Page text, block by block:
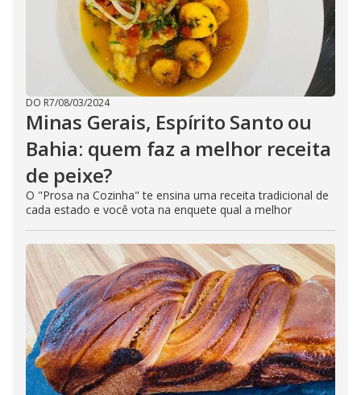
DO R7/08/03/2024
Minas Gerais, Espírito Santo ou
Bahia: quem faz a melhor receita
de peixe?
O "Prosa na Cozinha" te ensina uma receita tradicional de
cada estado e você vota na enquete qual a melhor